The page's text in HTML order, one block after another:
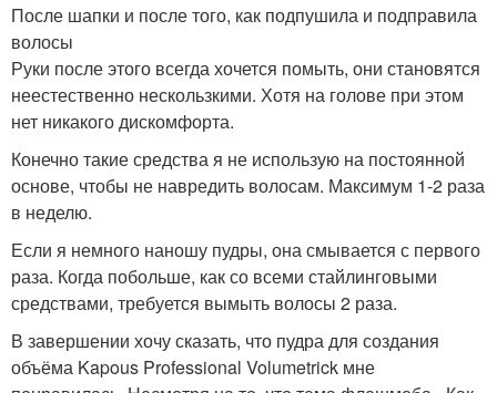
После шапки и после того, как подпушила и подправила
волосы
Руки после этого всегда хочется помыть, они становятся
неестественно нескользкими. Хотя на голове при этом
нет никакого дискомфорта.
Конечно такие средства я не использую на постоянной
основе, чтобы не навредить волосам. Максимум 1-2 раза
в неделю.
Если я немного наношу пудры, она смывается с первого
раза. Когда побольше, как со всеми стайлинговыми
средствами, требуется вымыть волосы 2 раза.
В завершении хочу сказать, что пудра для создания
объёма Kapous Professional Volumetrick мне